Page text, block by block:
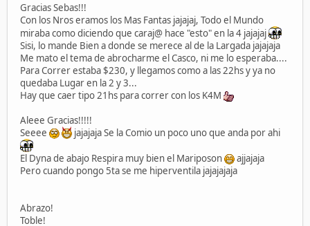
Gracias Sebas!!!
Con los Nros eramos los Mas Fantas jajajaj, Todo el Mundo
miraba como diciendo que caraj@ hace "esto" en la 4 jajajaj
Sisi, lo mande Bien a donde se merece al de la Largada jajajaja
Me mato el tema de abrocharme el Casco, ni me lo esperaba....
Para Correr estaba $230, y llegamos como a las 22hs y ya no
quedaba Lugar en la 2 y 3...
Hay que caer tipo 21hs para correr con los K4M
Aleee Gracias!!!!!
Seeee
jajajaja Se la Comio un poco uno que anda por ahi
El Dyna de abajo Respira muy bien el Mariposon
ajjajaja
Pero cuando pongo 5ta se me hiperventila jajajajaja
Abrazo!
Toble!